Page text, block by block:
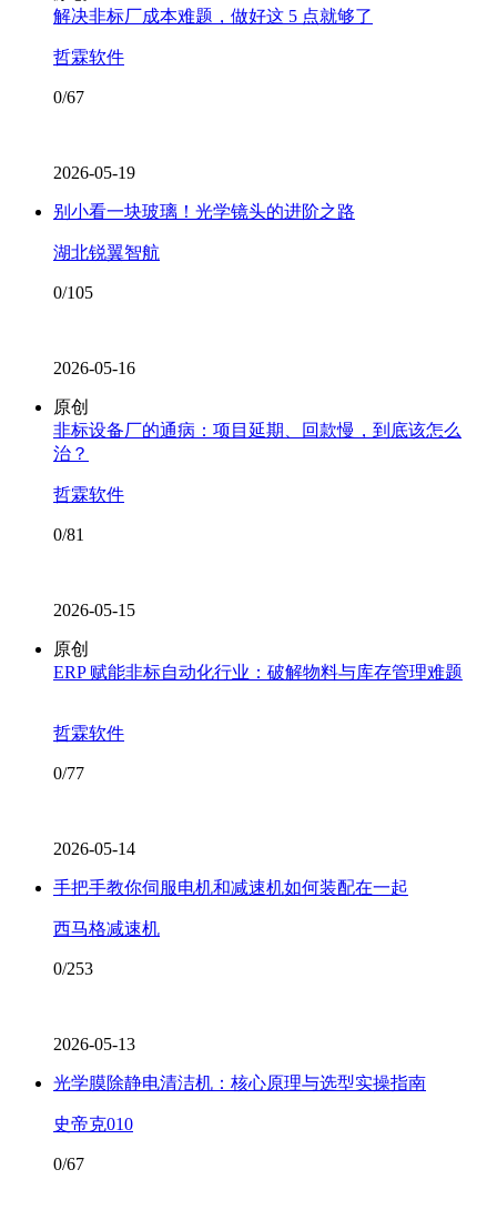
解决非标厂成本难题，做好这 5 点就够了
哲霖软件
0/67
2026-05-19
别小看一块玻璃！光学镜头的进阶之路
湖北锐翼智航
0/105
2026-05-16
原创
非标设备厂的通病：项目延期、回款慢，到底该怎么
治？
哲霖软件
0/81
2026-05-15
原创
ERP 赋能非标自动化行业：破解物料与库存管理难题
哲霖软件
0/77
2026-05-14
手把手教你伺服电机和减速机如何装配在一起
西马格减速机
0/253
2026-05-13
光学膜除静电清洁机：核心原理与选型实操指南
史帝克010
0/67